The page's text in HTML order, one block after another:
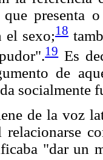
presenta
el sexo;18
19Es
de
socialmente
de la voz
relacionarse
"dar un